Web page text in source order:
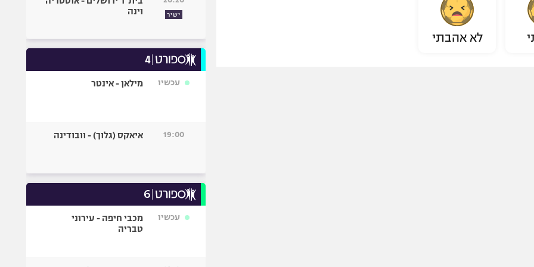
לא אהבתי
ישיר
וינה
עכשיו מילאן - אינטר
19:00 איאקס (גלוך) - וובודינה
עכשיו
מכבי חיפה - עירוני
טבריה